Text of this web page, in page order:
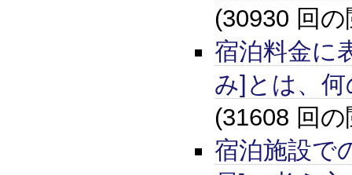
(30930 回
宿泊料金に
み]とは、
(31608 回
宿泊施設で